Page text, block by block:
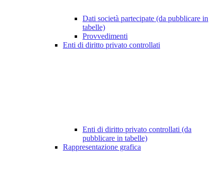
Dati società partecipate (da pubblicare in
tabelle)
Provvedimenti
Enti di diritto privato controllati
Enti di diritto privato controllati (da
pubblicare in tabelle)
Rappresentazione grafica